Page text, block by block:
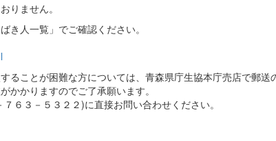
りません。
き人一覧」でご確認ください。
ることが困難な方については、青森県庁生協本庁売店で郵送
かかりますのでご了承願います。
６３－５３２２)に直接お問い合わせください。